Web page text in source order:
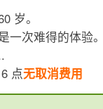
岁。
次难得的体验。
点无取消费用